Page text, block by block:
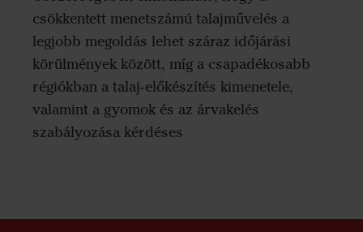
csökkentett menetszámú talajművelés a
legjobb megoldás lehet száraz időjárási
körülmények között, míg a csapadékosabb
régiókban a talaj-előkészítés kimenetele,
valamint a gyomok és az árvakelés
szabályozása kérdéses